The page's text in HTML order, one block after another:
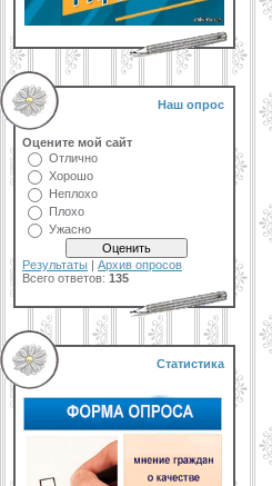
Наш опрос
Оцените мой сайт
Отлично
Хорошо
Неплохо
Плохо
Ужасно
Результаты | Архив опросов
Всего ответов: 135
Статистика